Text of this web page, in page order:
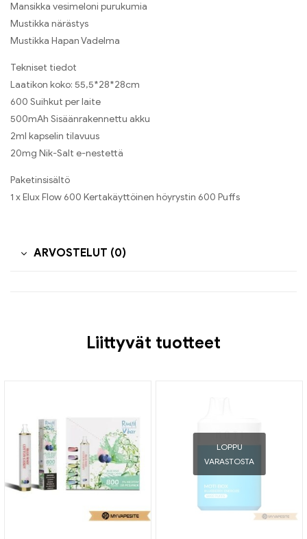
Mansikka vesimeloni purukumia
Mustikka närästys
Mustikka Hapan Vadelma
Tekniset tiedot
Laatikon koko: 55,5*28*28cm
600 Suihkut per laite
500mAh Sisäänrakennettu akku
2ml kapselin tilavuus
20mg Nik-Salt e-nestettä
Paketinsisältö
1 x Elux Flow 600 Kertakäyttöinen höyrystin 600 Puffs
ARVOSTELUT (0)
Liittyvät tuotteet
LOPPU
VARASTOSTA